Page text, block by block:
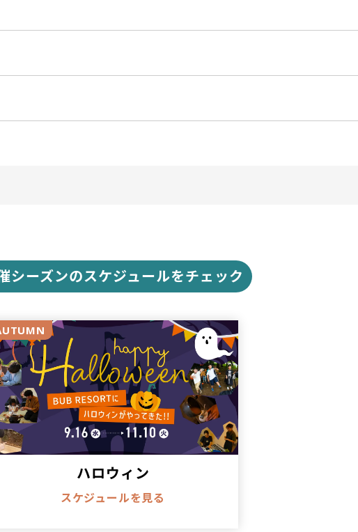
シーズンのスケジュールをチェック
ハロウィン
スケジュールを見る